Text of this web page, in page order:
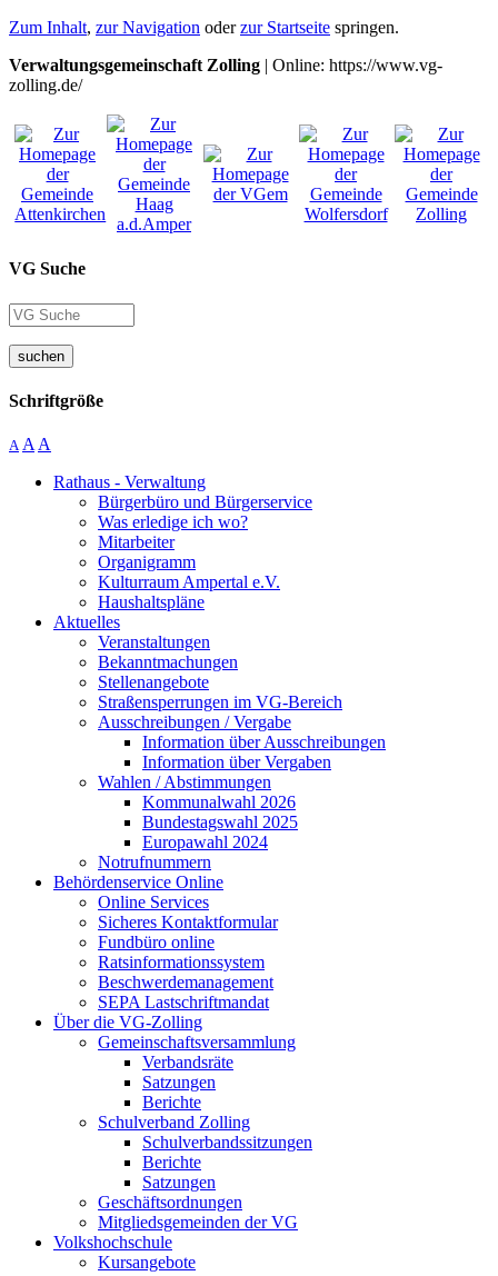
Zum Inhalt, zur Navigation oderzur Startseite springen.
Verwaltungsgemeinschaft Zolling | Online: https://www.vg-
zolling.de/
VG Suche
suchen
Schriftgröße
A A A
Rathaus - Verwaltung
Bürgerbüro und Bürgerservice
Was erledige ich wo?
Mitarbeiter
Organigramm
Kulturraum Ampertal e.V.
Haushaltspläne
Aktuelles
Veranstaltungen
Bekanntmachungen
Stellenangebote
Straßensperrungen im VG-Bereich
Ausschreibungen / Vergabe
Information über Ausschreibungen
Information über Vergaben
Wahlen / Abstimmungen
Kommunalwahl 2026
Bundestagswahl 2025
Europawahl 2024
Notrufnummern
Behördenservice Online
Online Services
Sicheres Kontaktformular
Fundbüro online
Ratsinformationssystem
Beschwerdemanagement
SEPA Lastschriftmandat
Über die VG-Zolling
Gemeinschaftsversammlung
Verbandsräte
Satzungen
Berichte
Schulverband Zolling
Schulverbandssitzungen
Berichte
Satzungen
Geschäftsordnungen
Mitgliedsgemeinden der VG
Volkshochschule
Kursangebote